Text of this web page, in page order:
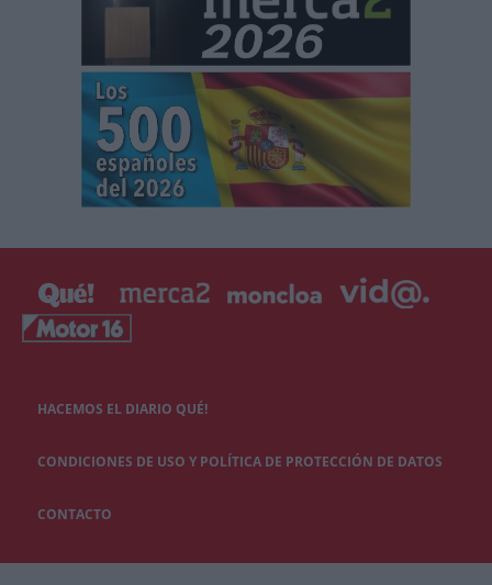
HACEMOS EL DIARIO QUÉ!
CONDICIONES DE USO Y POLÍTICA DE PROTECCIÓN DE DATOS
CONTACTO